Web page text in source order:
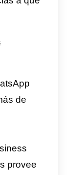
los
empresa y
esta
con
API?